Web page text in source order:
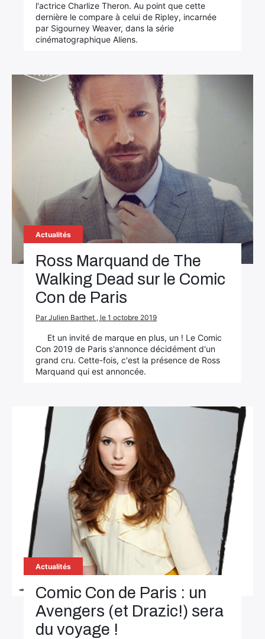
l'actrice Charlize Theron. Au point que cette
dernière le compare à celui de Ripley, incarnée
par Sigourney Weaver, dans la série
cinématographique Aliens.
Actualités
Ross Marquand de The
Walking Dead sur le Comic
Con de Paris
Par Julien Barthet , le 1 octobre 2019
Et un invité de marque en plus, un ! Le Comic
Con 2019 de Paris s'annonce décidément d'un
grand cru. Cette-fois, c'est la présence de Ross
Marquand qui est annoncée.
Actualités
Comic Con de Paris : un
Avengers (et Drazic!) sera
du voyage !